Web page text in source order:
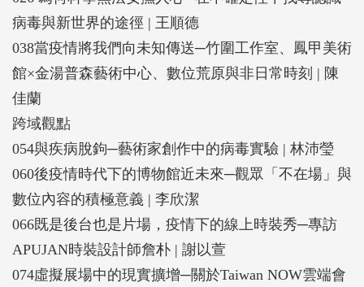
制與監控風險，但也有著開創出不同行動策略的「縫
隙」。
然而，在未知中總被賦予「創造」與「發現」厚望的
藝術，又該如何面對疫情對自身的系統所帶來的動
盪？陳佳蘭以鳳甲美術館、竹圍工作室以及數位媒體
平台「數位荒原」主持的藝術進駐計畫為例，展現三
種不同行動位置上的藝術機構／單位，如何以彈性的
策劃思維面對封閉的跨境航線，依舊回應、支持著藝
術社群與異地交流的不變需求，以及面對新世界蠢蠢
欲動的創作能量。（專輯企畫｜孫以臻）
病毒與新世界的途徑 | 王順德
038當疫情將我們向未知傳送─竹圍工作室、鳳甲美術
館×金湯普森藝術中心、數位荒原與非日常時刻 | 陳
佳蘭
跨域觀點
054與疾病脫鉤─藝術家創作中的病毒實驗 | 林沛瑩
060後疫情時代下的博物館近未來─觀眾「不在場」與
數位內容的積極意義 | 李欣潔
066既是後台也是片場，疫情下的線上時裝秀─專訪
APUJAN時裝設計師詹朴 | 謝以萱
074虛擬展場中的現實擴增─關於Taiwan NOW雲端會